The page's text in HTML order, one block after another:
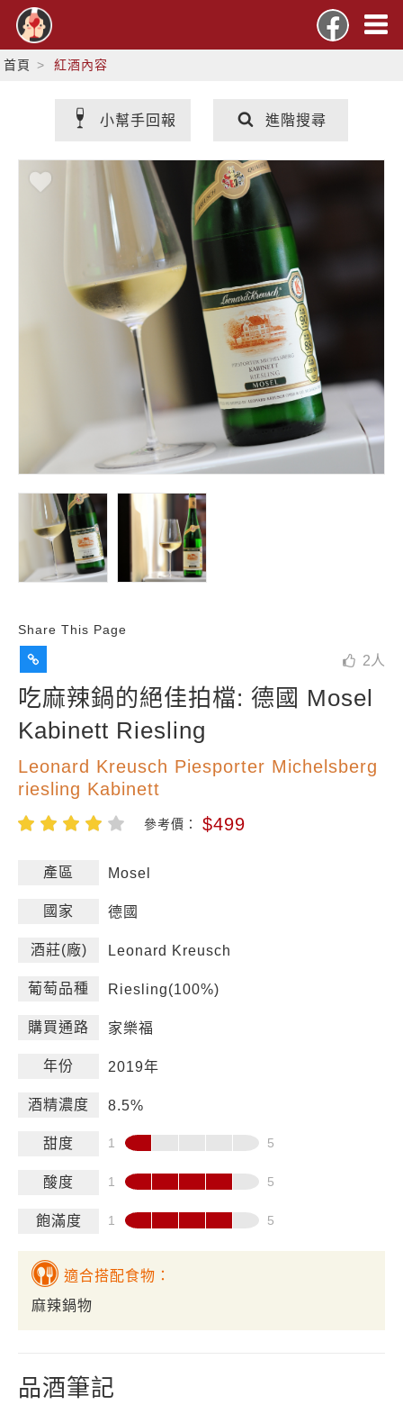
首頁 紅酒內容
小幫手回報 進階搜尋
Share This Page
2 人
吃麻辣鍋的絕佳拍檔: 德國 Mosel
Kabinett Riesling
Leonard Kreusch Piesporter Michelsberg
riesling Kabinett
參考價： $499
產區 Mosel
國家 德國
酒莊(廠) Leonard Kreusch
葡萄品種 Riesling(100%)
購買通路 家樂福
年份 2019年
酒精濃度 8.5%
甜度
酸度
飽滿度
適合搭配食物：
麻辣鍋物
品酒筆記